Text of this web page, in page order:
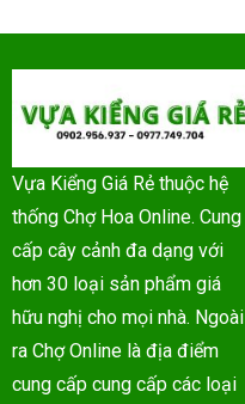
Vựa Kiểng Giá Rẻ thuộc hệ
thống Chợ Hoa Online. Cung
cấp cây cảnh đa dạng với
hơn 30 loại sản phẩm giá
hữu nghị cho mọi nhà. Ngoài
ra Chợ Online là địa điểm
cung cấp cung cấp các loại